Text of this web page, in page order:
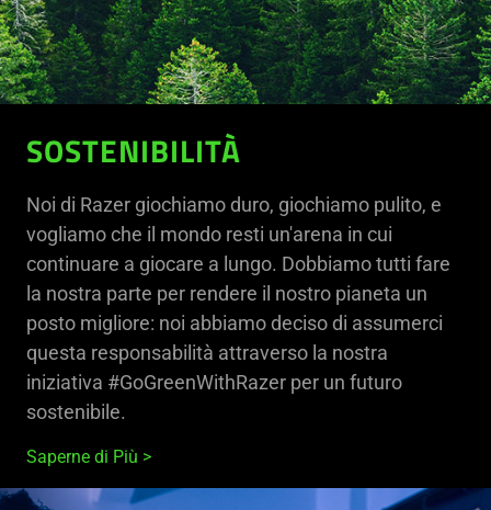
SOSTENIBILITÀ
Noi di Razer giochiamo duro, giochiamo pulito, e
vogliamo che il mondo resti un'arena in cui
continuare a giocare a lungo. Dobbiamo tutti fare
la nostra parte per rendere il nostro pianeta un
posto migliore: noi abbiamo deciso di assumerci
questa responsabilità attraverso la nostra
iniziativa #GoGreenWithRazer per un futuro
sostenibile.
Saperne di Più